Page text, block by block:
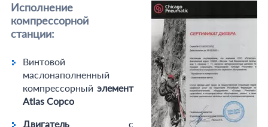
Исполнение
компрессорной
станции:
Винтовой
маслонаполненный
компрессорныйэлемент
Atlas Copco
Двигательс